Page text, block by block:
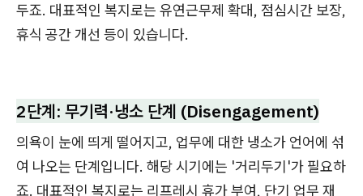
두죠. 대표적인 복지로는 유연근무제 확대, 점심시간 보장,
휴식 공간 개선 등이 있습니다.
2단계: 무기력·냉소 단계 (Disengagement)
의욕이 눈에 띄게 떨어지고, 업무에 대한 냉소가 언어에 섞
여 나오는 단계입니다. 해당 시기에는 '거리두기'가 필요하
죠. 대표적인 복지로는 리프레시 휴가 부여, 단기 업무 재